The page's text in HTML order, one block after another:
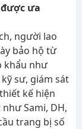
ưa
người lao
bảo hộ từ
khẩu như
sư, giám sát
kế hiện
Sami, DH,
trang bị số